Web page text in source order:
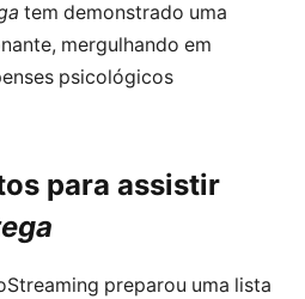
tem demonstrado uma
mergulhando em
psicológicos
para assistir
preparou uma lista